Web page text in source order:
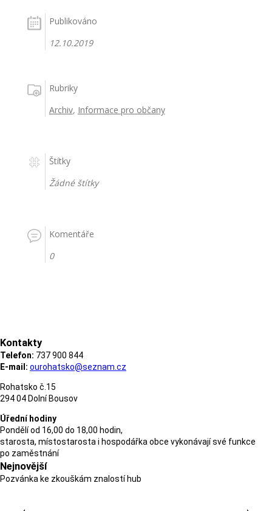
Publikováno
12.10.2019
Rubriky
Archiv, Informace pro občany
Štítky
Žádné štítky
Komentáře
0
Kontakty
Telefon: 737 900 844
E-mail: ourohatsko@seznam.cz
Rohatsko č.15
294 04 Dolní Bousov
Úřední hodiny
Pondělí od 16,00 do 18,00 hodin,
starosta, místostarosta i hospodářka obce vykonávají své funkce
po zaměstnání
Nejnovější
Pozvánka ke zkouškám znalostí hub